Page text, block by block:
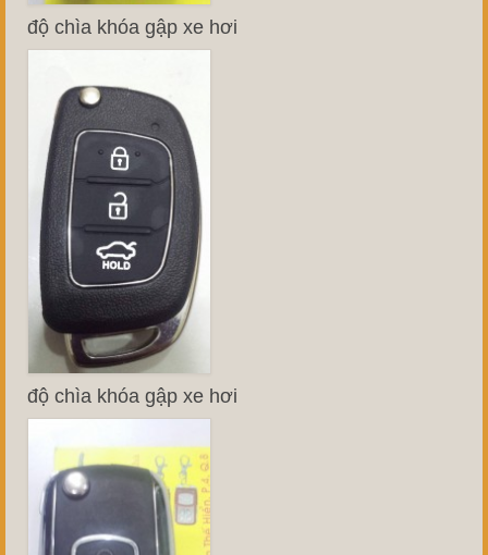
độ chìa khóa gập xe hơi
độ chìa khóa gập xe hơi